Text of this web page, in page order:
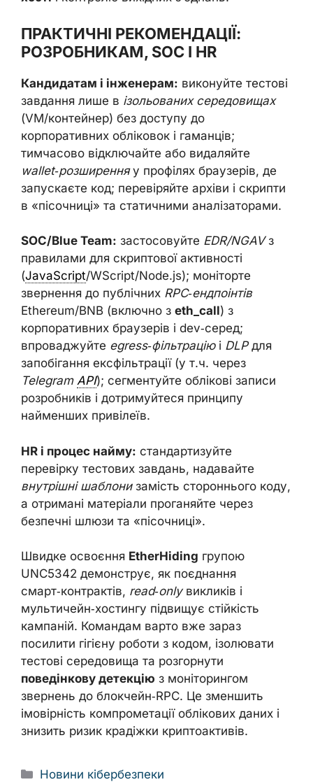
ПРАКТИЧНІ РЕКОМЕНДАЦІЇ:
РОЗРОБНИКАМ, SOC І HR
Кандидатам і інженерам: виконуйте тестові
завдання лише в ізольованих середовищах
(VM/контейнер) без доступу до
корпоративних обліковок і гаманців;
тимчасово відключайте або видаляйте
wallet‑розширенняу профілях браузерів, де
запускаєте код; перевіряйте архіви і скрипти
в «пісочниці» та статичними аналізаторами.
SOC/Blue Team: застосовуйте EDR/NGAVз
правилами для скриптової активності
(JavaScript/WScript/Node.js); моніторте
звернення до публічних RPC‑ендпоінтів
Ethereum/BNB (включно з eth_call) з
корпоративних браузерів і dev‑серед;
впроваджуйте egress‑фільтраціюі DLPдля
запобігання ексфільтрації (у т.ч. через
Telegram API); сегментуйте облікові записи
розробників і дотримуйтеся принципу
найменших привілеїв.
HR і процес найму: стандартизуйте
перевірку тестових завдань, надавайте
внутрішні шаблонизамість стороннього коду,
а отримані матеріали проганяйте через
безпечні шлюзи та «пісочниці».
Швидке освоєння EtherHiding групою
UNC5342 демонструє, як поєднання
смарт‑контрактів, read‑onlyвикликів і
мультичейн‑хостингу підвищує стійкість
кампаній. Командам варто вже зараз
посилити гігієну роботи з кодом, ізолювати
тестові середовища та розгорнути
поведінкову детекцію з моніторингом
звернень до блокчейн‑RPC. Це зменшить
імовірність компрометації облікових даних і
знизить ризик крадіжки криптоактивів.
Categories
Новини кібербезпеки